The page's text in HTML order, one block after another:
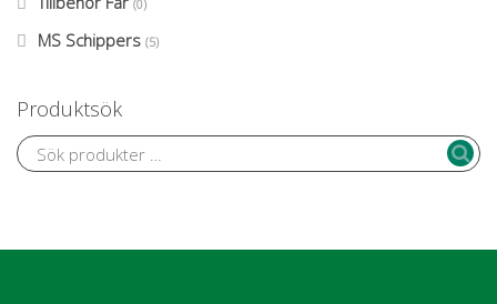
(0)
MS Schippers (5)
Produktsök